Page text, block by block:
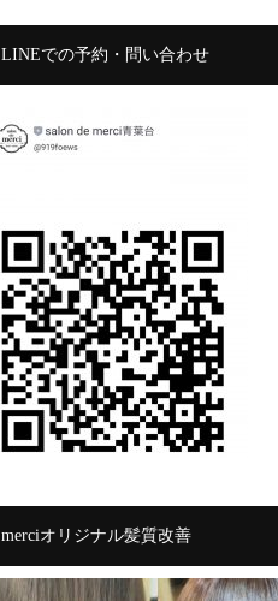
LINEでの予約・問い合わせ
merciオリジナル髪質改善